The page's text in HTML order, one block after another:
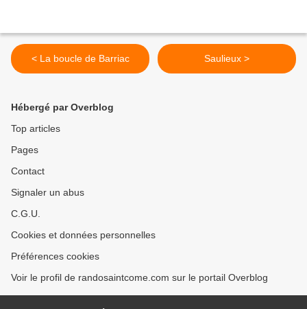
< La boucle de Barriac Saulieux >
Hébergé par Overblog
Top articles
Pages
Contact
Signaler un abus
C.G.U.
Cookies et données personnelles
Préférences cookies
Voir le profil de randosaintcome.com sur le portail Overblog